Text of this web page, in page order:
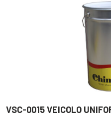
VSC-0015 VEICOLO